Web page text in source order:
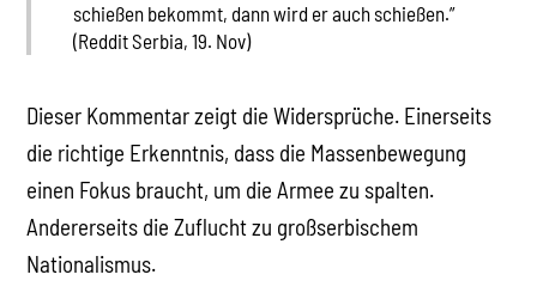
schießen bekommt, dann wird er auch schießen.”
(Reddit Serbia, 19. Nov)
Dieser Kommentar zeigt die Widersprüche. Einerseits
die richtige Erkenntnis, dass die Massenbewegung
einen Fokus braucht, um die Armee zu spalten.
Andererseits die Zuflucht zu großserbischem
Nationalismus.